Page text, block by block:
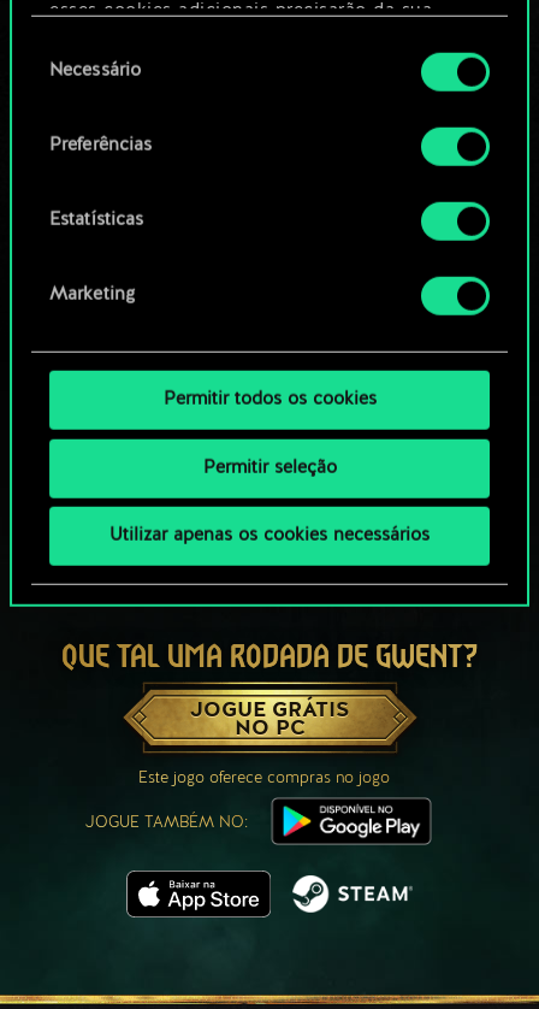
esses cookies adicionais precisarão da sua
Você encontrará todos os detalhes sobre o uso
de cookies e poderá ajustar as suas preferências
no menu "Configurações" abaixo.
deNecessário
Preferências
Estatísticas
Marketing
Permitir todos os cookies
Permitir seleção
Utilizar apenas os cookies necessários
Navegue pelos baralhos da
QUE TAL UMA RODADA DE GWENT?
JOGUE GRÁTIS
NO PC
Este jogo oferece compras no jogo
JOGUE TAMBÉM NO: